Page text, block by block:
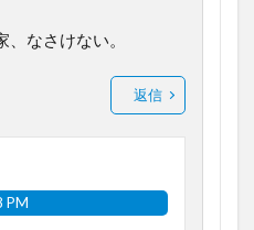
なさけない。
返信
PM